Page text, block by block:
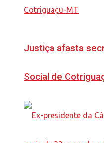
Justiça afasta
Social de